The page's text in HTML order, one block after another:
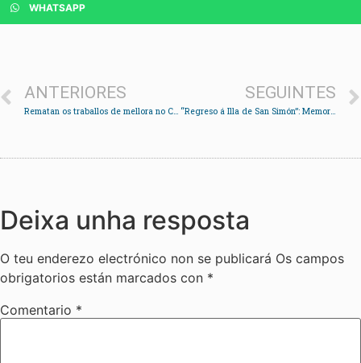
WHATSAPP
ANTERIORES SEGUINTES
“Regreso á Illa de San Simón”: Memoria Histórica en banda deseñada
Deixa unha resposta
O teu enderezo electrónico non se publicará Os campos
obrigatorios están marcados con *
Comentario *